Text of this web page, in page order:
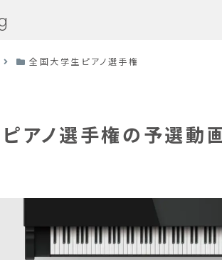
全国大学生ピアノ選手権
アノ選手権の予選動